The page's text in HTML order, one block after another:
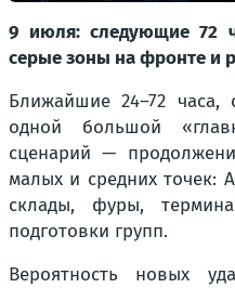
9 июля: следующие 72
серые зоны на фронте и
Ближайшие 24–72 часа,
одной большой
сценарий —
малых и средних точек:
склады, фуры,
подготовки групп.
Вероятность новых